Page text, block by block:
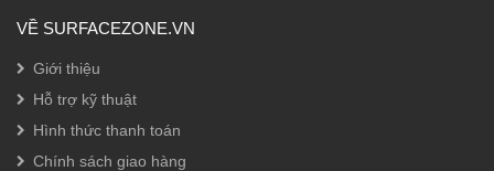
VỀ SURFACEZONE.VN
Giới thiệu
Hỗ trợ kỹ thuật
Hình thức thanh toán
Chính sách giao hàng